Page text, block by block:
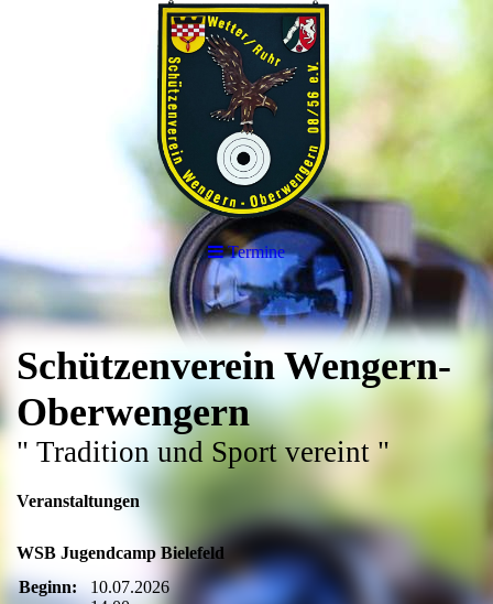
Termine
Schützenverein Wengern-
Oberwengern
" Tradition und Sport vereint "
Veranstaltungen
WSB Jugendcamp Bielefeld
Beginn:
10.07.2026